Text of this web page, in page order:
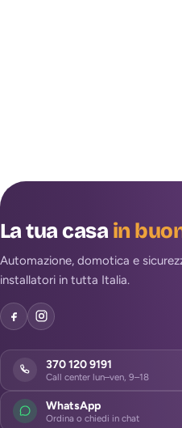
La tua casain
Automazione, domotica e
installatori in tutta Italia.
370 120 9191
Call center lun–ven, 9–18
WhatsApp
Ordina o chiedi in chat